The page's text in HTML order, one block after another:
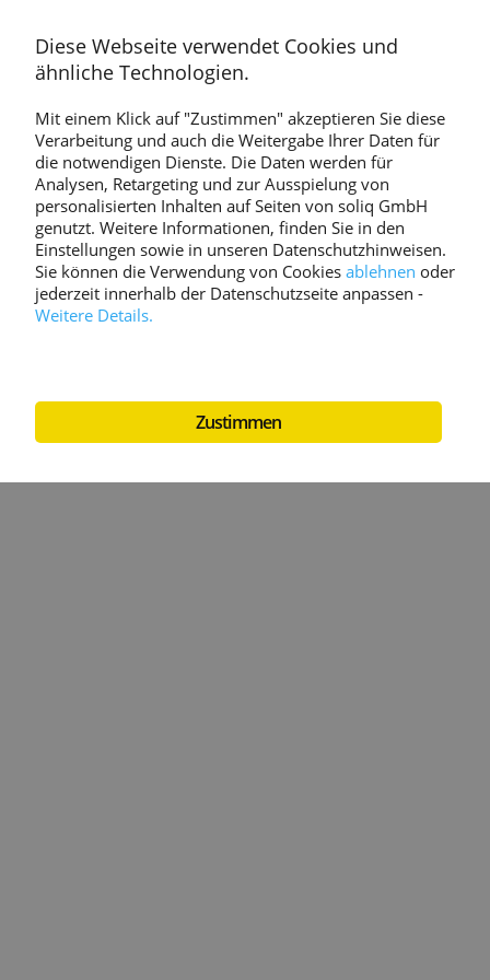
Diese Webseite verwendet Cookies und
ähnliche Technologien.
Mit einem Klick auf "Zustimmen" akzeptieren Sie diese
Verarbeitung und auch die Weitergabe Ihrer Daten für
die notwendigen Dienste. Die Daten werden für
Analysen, Retargeting und zur Ausspielung von
personalisierten Inhalten auf Seiten von soliq GmbH
genutzt. Weitere Informationen, finden Sie in den
Einstellungen sowie in unseren Datenschutzhinweisen.
Sie können die Verwendung von Cookies ablehnen oder
jederzeit innerhalb der Datenschutzseite anpassen -
Weitere Details.
Zustimmen